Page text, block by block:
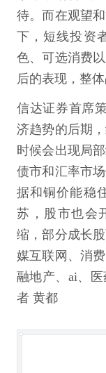
待。而在观望
下，短线投资
色、可选消费
后的表现，整
信达证券首席
济趋势的后期
时候会出现局
债市和汇率市
据和铜价能稳
苏，股市也会
缩，部分成长
媒互联网、消
融地产、ai、
者 黄都